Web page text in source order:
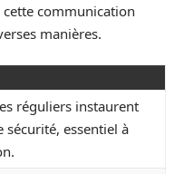
communication
manières.
réguliers instaurent
sécurité, essentiel à